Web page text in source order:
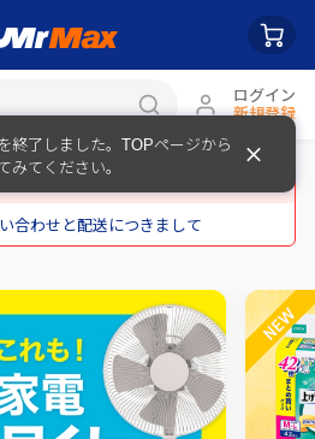
ログイン
新規登録
合わせと配送につきまして
終了しました。TOPページから
みてください。